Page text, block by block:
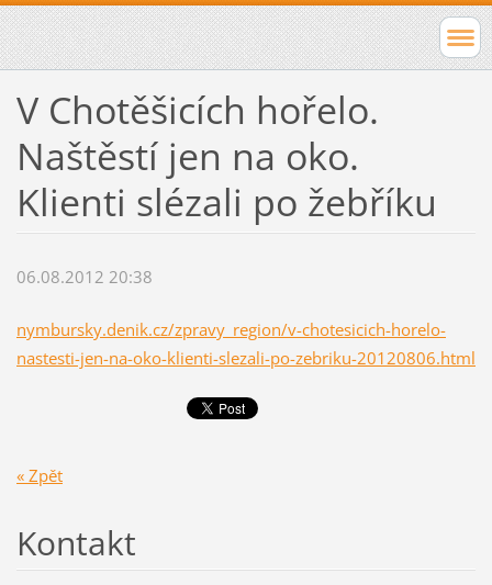
V Chotěšicích hořelo.
Naštěstí jen na oko.
Klienti slézali po žebříku
06.08.2012 20:38
nymbursky.denik.cz/zpravy_region/v-chotesicich-horelo-
nastesti-jen-na-oko-klienti-slezali-po-zebriku-20120806.html
« Zpět
Kontakt